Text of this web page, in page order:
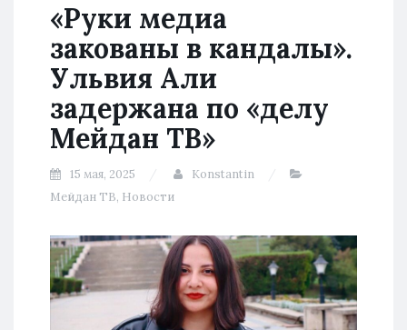
«Руки медиа
закованы в кандалы».
Ульвия Али
задержана по «делу
Мейдан ТВ»
15 мая, 2025
Konstantin
Мейдан ТВ, Новости